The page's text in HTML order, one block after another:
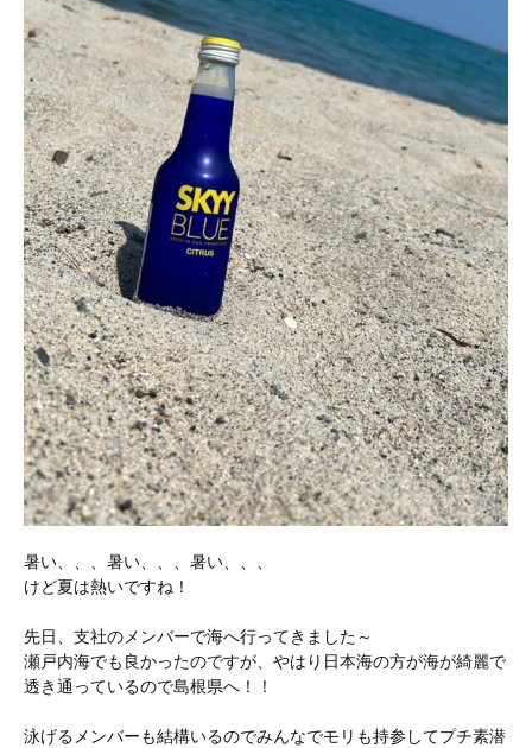
暑い、、、暑い、、、暑い、、、
けど夏は熱いですね！
先日、支社のメンバーで海へ行ってきました～
瀬戸内海でも良かったのですが、やはり日本海の方が海が綺麗で
透き通っているので島根県へ！！
泳げるメンバーも結構いるのでみんなでモリも持参してプチ素潜